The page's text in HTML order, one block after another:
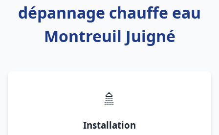
dépannage chauffe eau
Montreuil Juigné
🚿
Installation